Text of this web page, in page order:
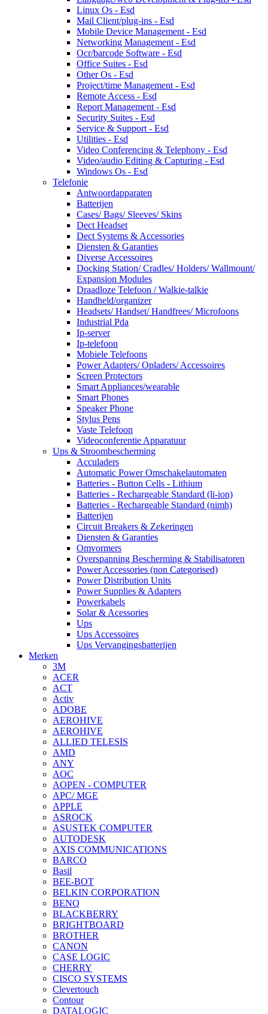
Linux Os - Esd
Mail Client/plug-ins - Esd
Mobile Device Management - Esd
Networking Management - Esd
Ocr/barcode Software - Esd
Office Suites - Esd
Other Os - Esd
Project/time Management - Esd
Remote Access - Esd
Report Management - Esd
Security Suites - Esd
Service & Support - Esd
Utilities - Esd
Video Conferencing & Telephony - Esd
Video/audio Editing & Capturing - Esd
Windows Os - Esd
Telefonie
Antwoordapparaten
Batterijen
Cases/ Bags/ Sleeves/ Skins
Dect Headset
Dect Systems & Accessories
Diensten & Garanties
Diverse Accessoires
Docking Station/ Cradles/ Holders/ Wallmount/
Expansion Modules
Draadloze Telefoon / Walkie-talkie
Handheld/organizer
Headsets/ Handset/ Handfrees/ Microfoons
Industrial Pda
Ip-server
Ip-telefoon
Mobiele Telefoons
Power Adapters/ Opladers/ Accessoires
Screen Protectors
Smart Appliances/wearable
Smart Phones
Speaker Phone
Stylus Pens
Vaste Telefoon
Videoconferentie Apparatuur
Ups & Stroombescherming
Acculaders
Automatic Power Omschakelautomaten
Batteries - Button Cells - Lithium
Batteries - Rechargeable Standard (li-ion)
Batteries - Rechargeable Standard (nimh)
Batterijen
Circuit Breakers & Zekeringen
Diensten & Garanties
Omvormers
Overspanning Bescherming & Stabilisatoren
Power Accessories (non Categorised)
Power Distribution Units
Power Supplies & Adapters
Powerkabels
Solar & Acessories
Ups
Ups Accessoires
Ups Vervangingsbatterijen
Merken
3M
ACER
ACT
Activ
ADOBE
AEROHIVE
AEROHIVE
ALLIED TELESIS
AMD
ANY
AOC
AOPEN - COMPUTER
APC/ MGE
APPLE
ASROCK
ASUSTEK COMPUTER
AUTODESK
AXIS COMMUNICATIONS
BARCO
Basil
BEE-BOT
BELKIN CORPORATION
BENQ
BLACKBERRY
BRIGHTBOARD
BROTHER
CANON
CASE LOGIC
CHERRY
CISCO SYSTEMS
Clevertouch
Contour
DATALOGIC